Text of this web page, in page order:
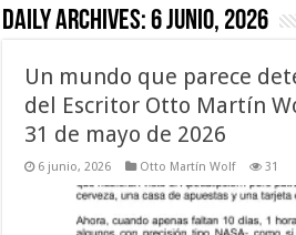
Daily Archives:6 junio, 2026
Un mundo que parece
del Escritor Otto Martín
31 de mayo de 2026
6 junio, 2026 Otto Martín Wolf 31